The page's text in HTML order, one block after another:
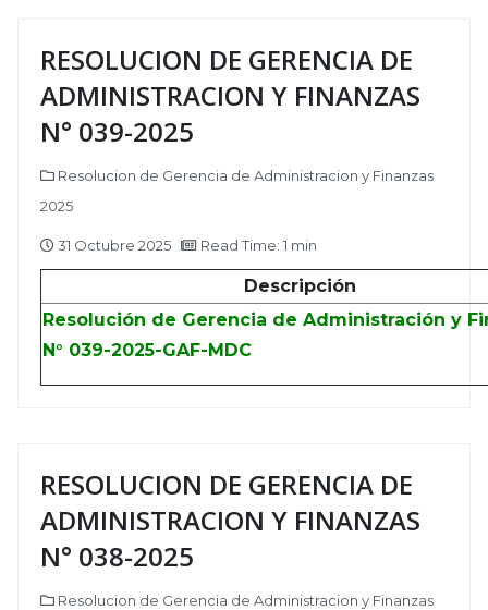
RESOLUCION DE GERENCIA DE
ADMINISTRACION Y FINANZAS
N° 039-2025
Resolucion de Gerencia de Administracion y Finanzas
2025
31 Octubre 2025 Read Time: 1 min
Descripción
Resolución de Gerencia de Administración y
N° 039-2025-GAF-MDC
RESOLUCION DE GERENCIA DE
ADMINISTRACION Y FINANZAS
N° 038-2025
Resolucion de Gerencia de Administracion y Finanzas